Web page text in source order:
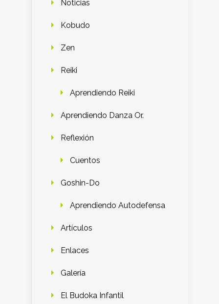
Noticias
Kobudo
Zen
Reiki
Aprendiendo Reiki
Aprendiendo Danza Or.
Reflexión
Cuentos
Goshin-Do
Aprendiendo Autodefensa
Artículos
Enlaces
Galería
El Budoka Infantil